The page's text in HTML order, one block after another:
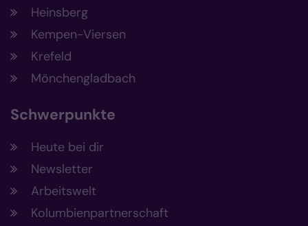
Heinsberg
Kempen-Viersen
Krefeld
Mönchengladbach
Schwerpunkte
Heute bei dir
Newsletter
Arbeitswelt
Kolumbienpartnerschaft